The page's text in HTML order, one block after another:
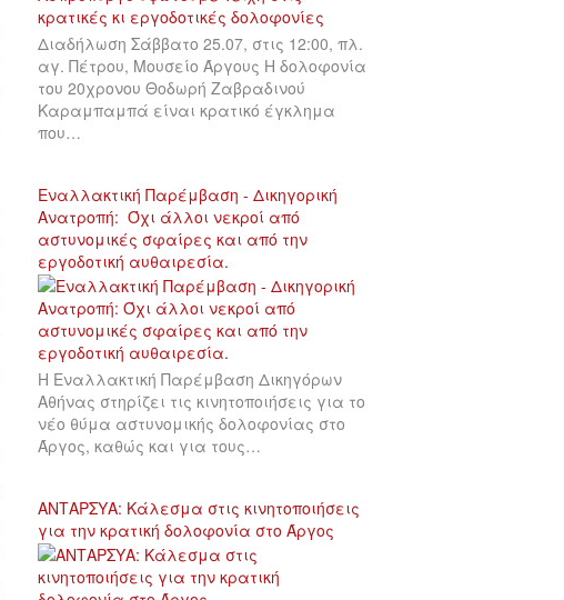
Διαδήλωση Σάββατο 25.07, στις 12:00, πλ.
αγ. Πέτρου, Μουσείο Άργους Η δολοφονία
του 20χρονου Θοδωρή Ζαβραδινού
Καραμπαμπά είναι κρατικό έγκλημα
που…
Εναλλακτική Παρέμβαση - Δικηγορική
Ανατροπή: Όχι άλλοι νεκροί από
αστυνομικές σφαίρες και από την
εργοδοτική αυθαιρεσία.
Η Εναλλακτική Παρέμβαση Δικηγόρων
Αθήνας στηρίζει τις κινητοποιήσεις για το
νέο θύμα αστυνομικής δολοφονίας στο
Άργος, καθώς και για τους…
ΑΝΤΑΡΣΥΑ: Κάλεσμα στις κινητοποιήσεις
για την κρατική δολοφονία στο Άργος